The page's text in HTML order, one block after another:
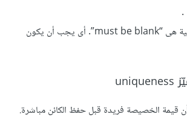
.
رسالة الخطأ الافتراضية هى “must be blank”. أى يجب أن يكون
قيمة الخصيصة فريدة قبل حفظ الكائن مباشرة.